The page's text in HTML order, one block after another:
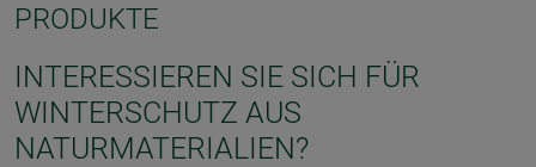
PRODUKTE
INTERESSIEREN SIE SICH FÜR
WINTERSCHUTZ AUS
NATURMATERIALIEN?